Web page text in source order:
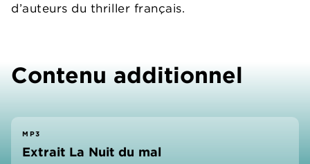
d’auteurs du thriller français.
Contenu additionnel
MP3
Extrait La Nuit du mal